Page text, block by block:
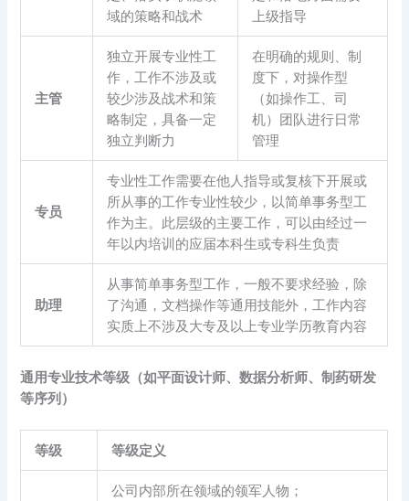
域的策略和战术
上级指导
主管
独立开展专业性工
作，工作不涉及或
较少涉及战术和策
略制定，具备一定
独立判断力
在明确的规则、制
度下，对操作型
（如操作工、司
机）团队进行日常
管理
专员
专业性工作需要在他人指导或复核下开展或
所从事的工作专业性较少，以简单事务型工
作为主。此层级的主要工作，可以由经过一
年以内培训的应届本科生或专科生负责
助理
从事简单事务型工作，一般不要求经验，除
了沟通，文档操作等通用技能外，工作内容
实质上不涉及大专及以上专业学历教育内容
通用专业技术等级（如平面设计师、数据分析师、制药研发
等序列）
等级 等级定义
公司内部所在领域的领军人物；